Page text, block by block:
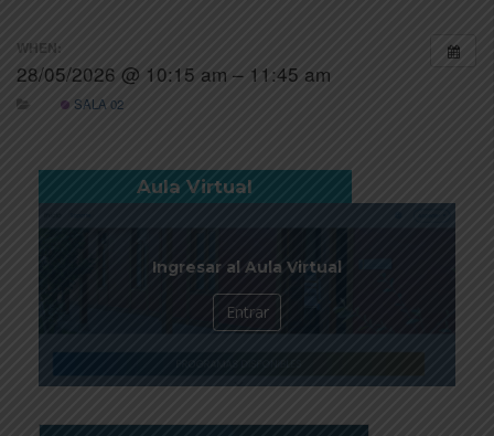
WHEN:
28/05/2026 @ 10:15 am – 11:45 am
SALA 02
Aula Virtual
Ingresar al Aula Virtual
Entrar